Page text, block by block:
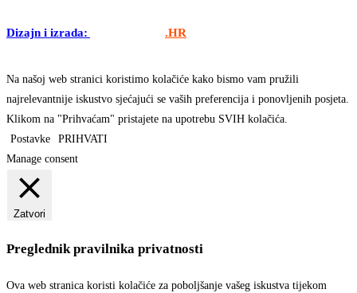
Dizajn i izrada: .HR
Na našoj web stranici koristimo kolačiće kako bismo vam pružili
najrelevantnije iskustvo sjećajući se vaših preferencija i ponovljenih posjeta.
Klikom na "Prihvaćam" pristajete na upotrebu SVIH kolačića.
Postavke
PRIHVATI
Manage consent
Zatvori
Preglednik pravilnika privatnosti
Ova web stranica koristi kolačiće za poboljšanje vašeg iskustva tijekom